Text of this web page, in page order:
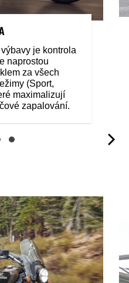
je kontrola
naprostou
za všech
(Sport,
maximalizují
zapalování.